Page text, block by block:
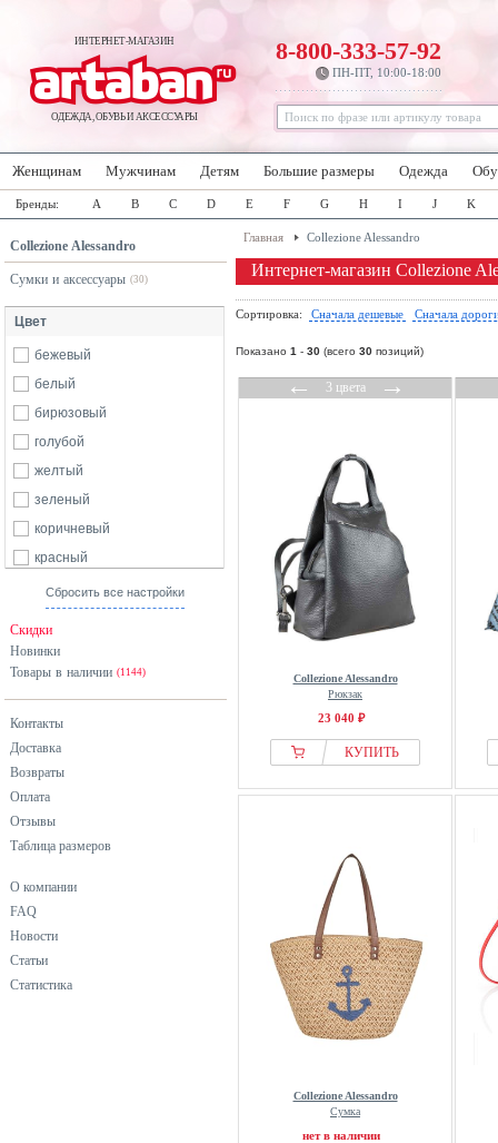
ИНТЕРНЕТ-МАГАЗИН
ОДЕЖДА, ОБУВЬ И АКСЕССУАРЫ
8-800-333-57-92
ПН-ПТ, 10:00-18:00
Женщинам Мужчинам Детям Большие размеры Одежда
Бренды: A B C D E F G H I J K
Collezione Alessandro
Сумки и аксессуары (30)
Цвет
бежевый
белый
бирюзовый
голубой
желтый
зеленый
коричневый
красный
оранжевый
серый
синий
фиолетовый
Сбросить все настройки
Скидки
Новинки
Товары в наличии (1144)
Контакты
Доставка
Возвраты
Оплата
Отзывы
Таблица размеров
О компании
FAQ
Новости
Статьи
Статистика
Главная Collezione Alessandro
Интернет-магазин Collezione
Сортировка: Сначала дешевые Сначала
Показано 1 - 30 (всего 30 позиций)
←3 цвета→
Collezione Alessandro
Рюкзак
23 040 ₽
КУПИТЬ
Collezione Alessandro
Сумка
нет в наличии